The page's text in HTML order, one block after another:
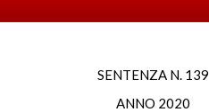
SENTENZA N. 139
ANNO 2020